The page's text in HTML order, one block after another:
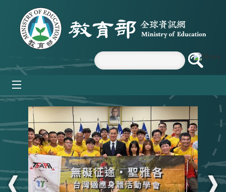
跳到主要內容區塊
:::